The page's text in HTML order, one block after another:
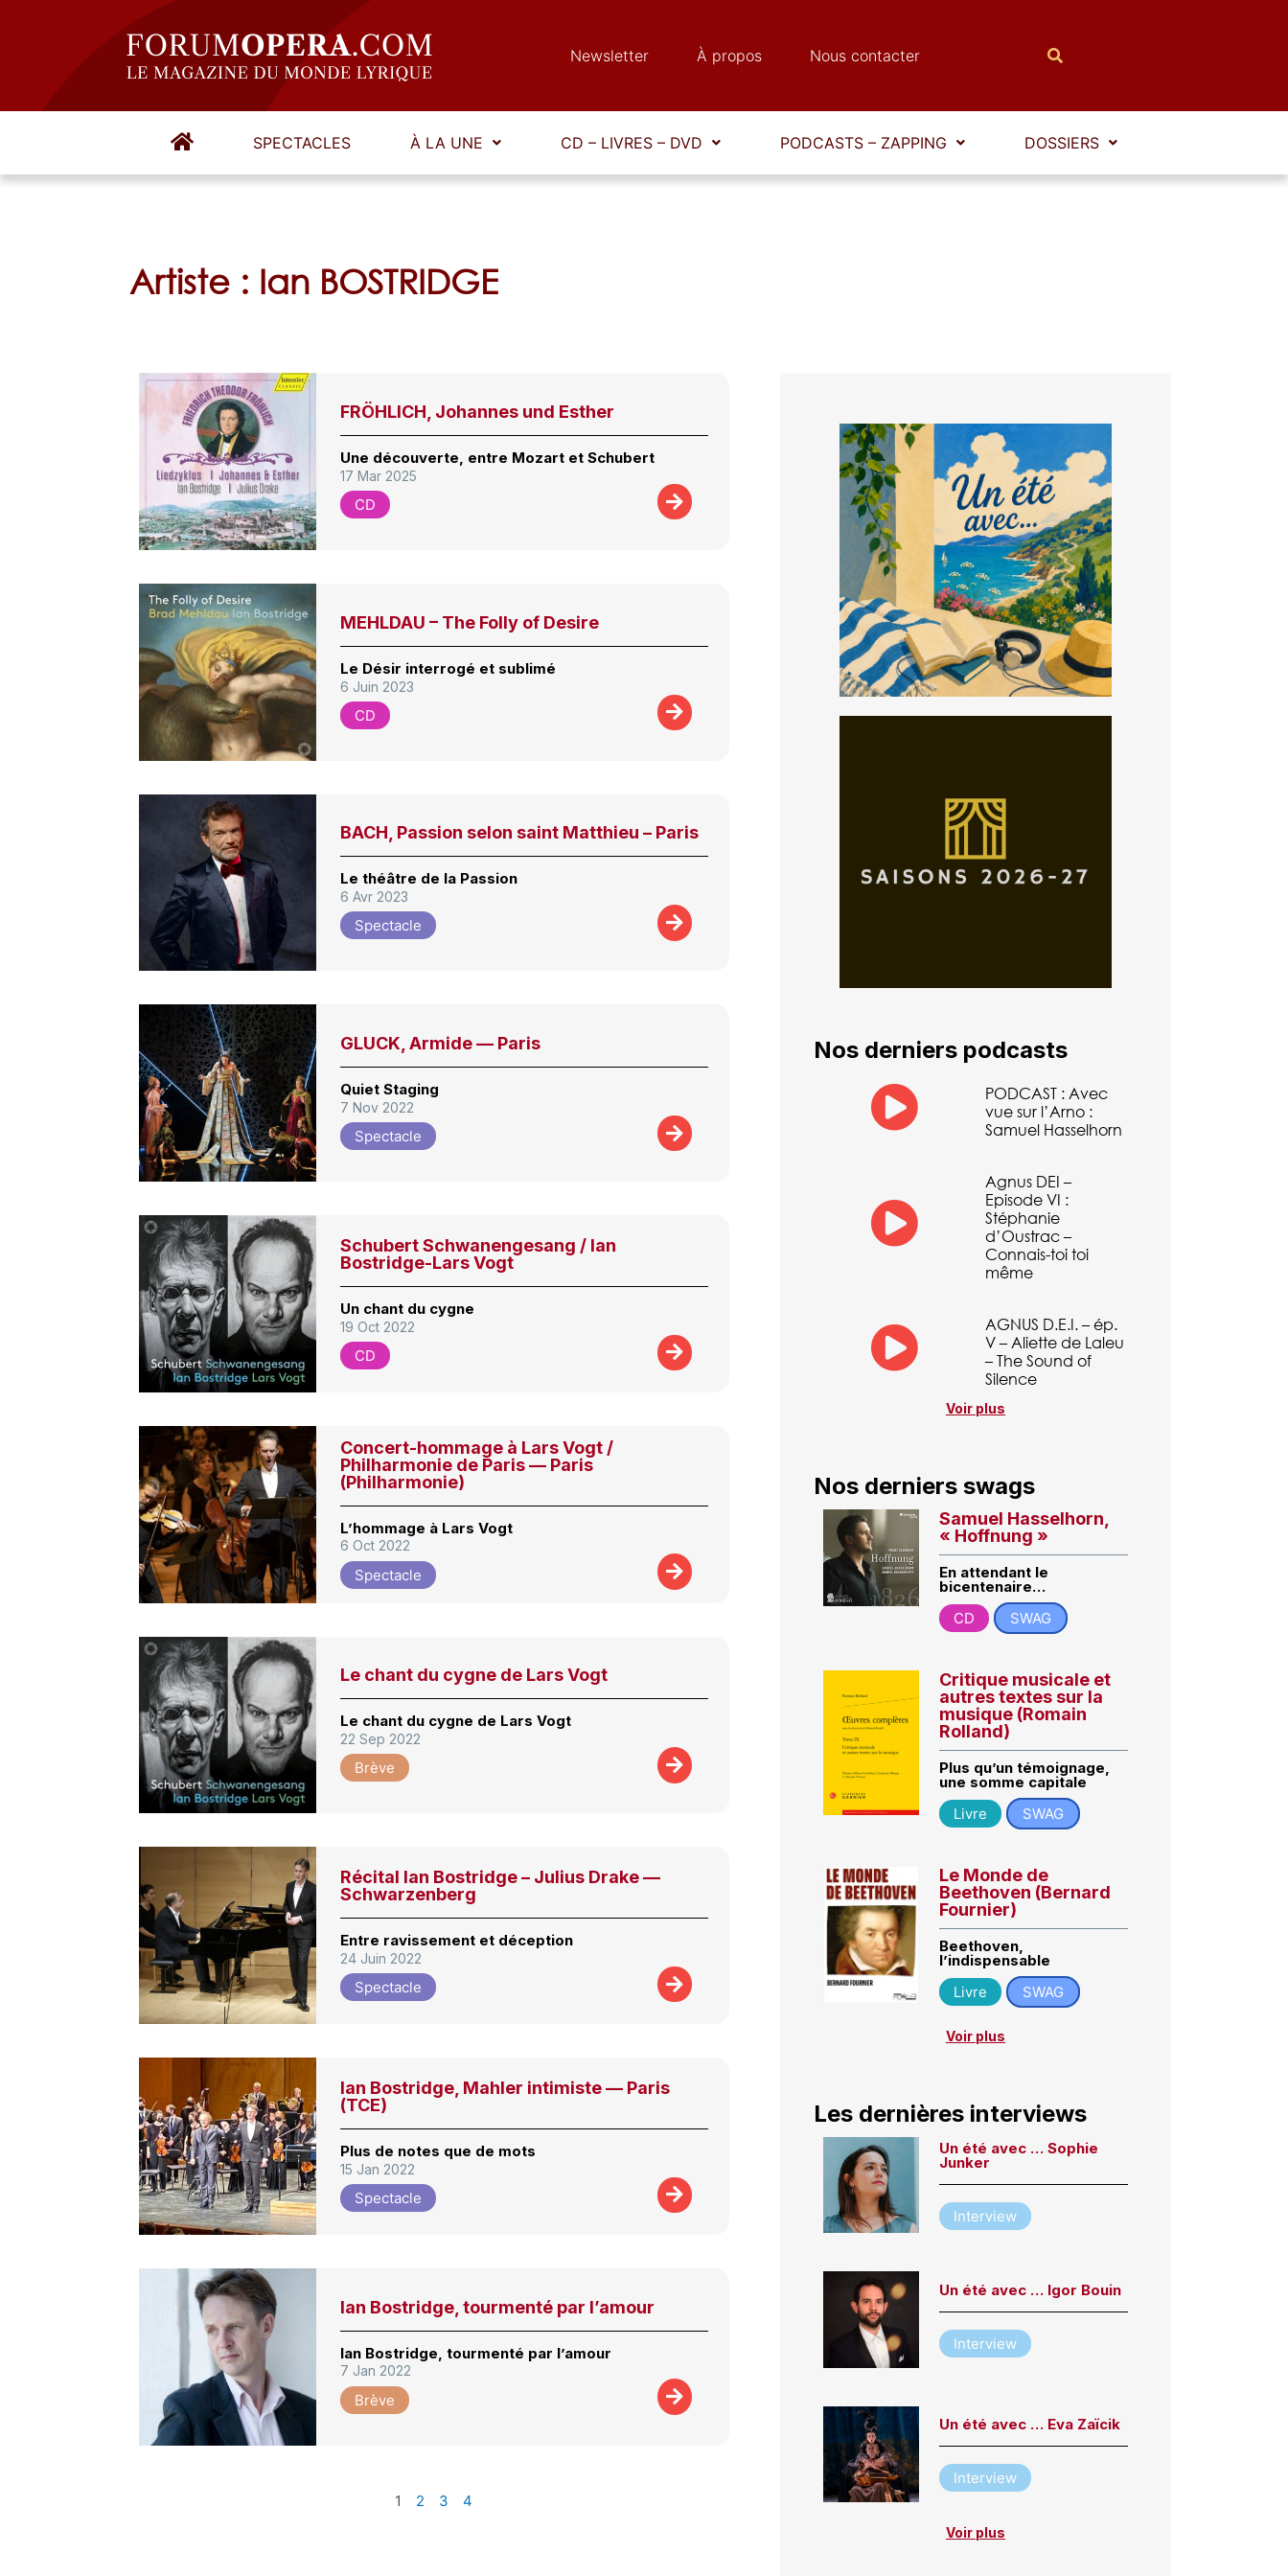
Newsletter À propos Nous contacter
SPECTACLES À LA UNE CD – LIVRES – DVD PODCASTS – ZAPPING DOSSIERS
Artiste : Ian BOSTRIDGE
FRÖHLICH, Johannes und Esther
Une découverte, entre Mozart et Schubert
17 Mar 2025
CD
MEHLDAU – The Folly of Desire
Le Désir interrogé et sublimé
6 Juin 2023
CD
BACH, Passion selon saint Matthieu – Paris
Le théâtre de la Passion
6 Avr 2023
Spectacle
GLUCK, Armide — Paris
Quiet Staging
7 Nov 2022
Spectacle
Schubert Schwanengesang / Ian
Bostridge-Lars Vogt
Un chant du cygne
19 Oct 2022
CD
Concert-hommage à Lars Vogt /
Philharmonie de Paris — Paris
(Philharmonie)
L’hommage à Lars Vogt
6 Oct 2022
Spectacle
Le chant du cygne de Lars Vogt
Le chant du cygne de Lars Vogt
22 Sep 2022
Brève
Récital Ian Bostridge – Julius Drake —
Schwarzenberg
Entre ravissement et déception
24 Juin 2022
Spectacle
Ian Bostridge, Mahler intimiste — Paris
(TCE)
Plus de notes que de mots
15 Jan 2022
Spectacle
Ian Bostridge, tourmenté par l’amour
Ian Bostridge, tourmenté par l’amour
7 Jan 2022
Brève
1 2 3 4
Nos derniers podcasts
PODCAST : Avec
vue sur l’Arno :
Samuel Hasselhorn
Agnus DEI –
Episode VI :
Stéphanie
d’Oustrac –
Connais-toi toi
même
AGNUS D.E.I. – ép.
V – Aliette de Laleu
– The Sound of
Silence
Voir plus
Nos derniers swags
Samuel Hasselhorn,
« Hoffnung »
En attendant le
bicentenaire…
CD
SWAG
Critique musicale et
autres textes sur la
musique (Romain
Rolland)
Plus qu’un témoignage,
une somme capitale
Livre
SWAG
Le Monde de
Beethoven (Bernard
Fournier)
Beethoven,
l’indispensable
Livre
SWAG
Voir plus
Les dernières interviews
Un été avec … Sophie
Junker
Interview
Un été avec … Igor Bouin
Interview
Un été avec … Eva Zaïcik
Interview
Voir plus